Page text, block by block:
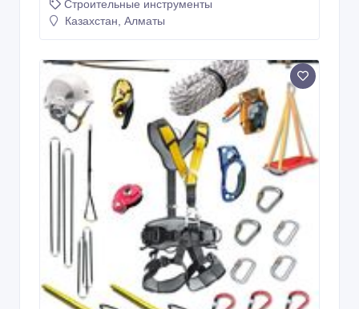
Строительные инструменты
Казахстан, Алматы